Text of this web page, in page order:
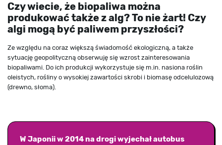
Czy wiecie, że biopaliwa można
produkować także z alg? To nie żart! Czy
algi mogą być paliwem przyszłości?
Ze względu na coraz większą świadomość ekologiczną, a także
sytuację geopolityczną obserwuję się wzrost zainteresowania
biopaliwami. Do ich produkcji wykorzystuje się m.in. nasiona roślin
oleistych, rośliny o wysokiej zawartości skrobi i biomasę odcelulozową
(drewno, słoma).
W Japonii w 2014 na drogi wyjechał autobus